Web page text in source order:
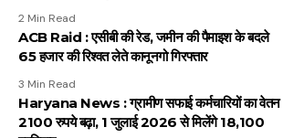
2 Min Read
ACB Raid : एसीबी की रेड, जमीन की पैमाइश के बदले
65 हजार की रिश्वत लेते कानूनगो गिरफ्तार
3 Min Read
Haryana News : ग्रामीण सफाई कर्मचारियों का वेतन
2100 रुपये बढ़ा, 1 जुलाई 2026 से मिलेंगे 18,100